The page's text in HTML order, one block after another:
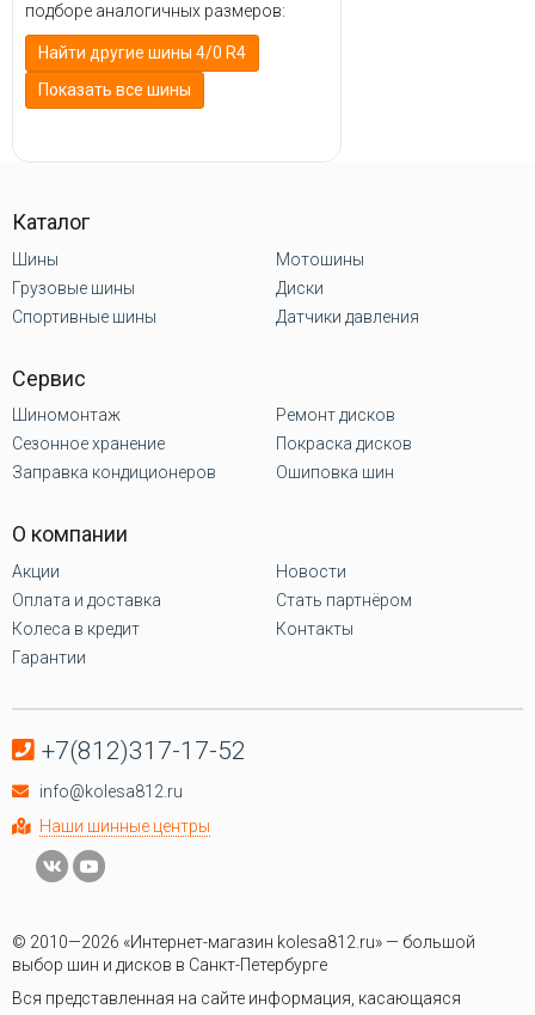
подборе аналогичных размеров:
Найти другие шины 4/0 R4
Показать все шины
Каталог
Шины
Грузовые шины
Спортивные шины
Мотошины
Диски
Датчики давления
Сервис
Шиномонтаж
Сезонное хранение
Заправка кондиционеров
Ремонт дисков
Покраска дисков
Ошиповка шин
О компании
Акции
Оплата и доставка
Колеса в кредит
Гарантии
Новости
Стать партнёром
Контакты
+7(812)317-17-52
info@kolesa812.ru
Наши шинные центры
© 2010—2026 «Интернет-магазин kolesa812.ru» — большой
выбор шин и дисков в Санкт-Петербурге
Вся представленная на сайте информация, касающаяся